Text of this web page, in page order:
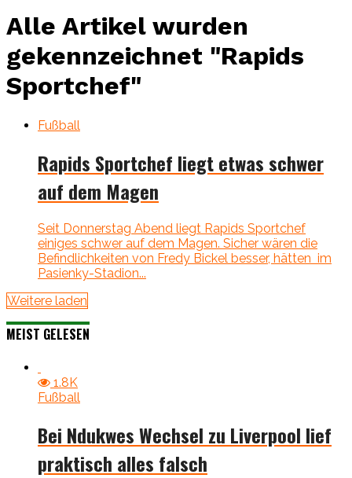
Alle Artikel wurden
gekennzeichnet "Rapids
Sportchef"
Fußball
Rapids Sportchef liegt etwas schwer
auf dem Magen
Seit Donnerstag Abend liegt Rapids Sportchef
einiges schwer auf dem Magen. Sicher wären die
Befindlichkeiten von Fredy Bickel besser, hätten im
Pasienky-Stadion...
Weitere laden
MEIST GELESEN
1.8K
Fußball
Bei Ndukwes Wechsel zu Liverpool lief
praktisch alles falsch